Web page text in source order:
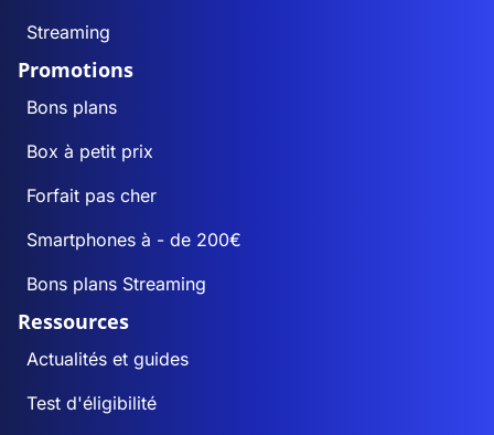
Streaming
Promotions
Bons plans
Box à petit prix
Forfait pas cher
Smartphones à - de 200€
Bons plans Streaming
Ressources
Actualités et guides
Test d'éligibilité